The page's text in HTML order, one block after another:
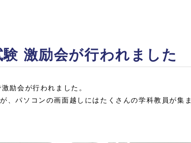
激励会が行われました
励会が行われました。
、パソコンの画面越しにはたくさんの学科教員が集ま